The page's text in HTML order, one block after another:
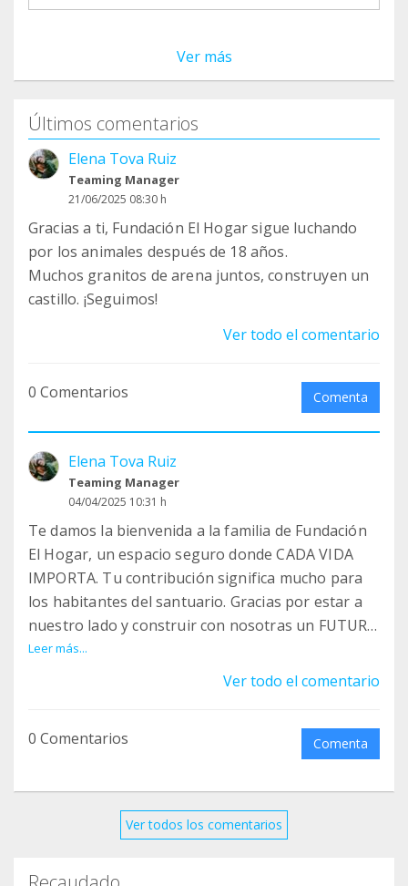
Ver más
Últimos comentarios
Elena Tova Ruiz
Teaming Manager
21/06/2025 08:30 h
Gracias a ti, Fundación El Hogar sigue luchando
por los animales después de 18 años.
Muchos granitos de arena juntos, construyen un
castillo. ¡Seguimos!
Ver todo el comentario
0 Comentarios Comenta
Elena Tova Ruiz
Teaming Manager
04/04/2025 10:31 h
Te damos la bienvenida a la familia de Fundación
El Hogar, un espacio seguro donde CADA VIDA
IMPORTA. Tu contribución significa mucho para
los habitantes del santuario. Gracias por estar a
nuestro lado y construir con nosotras un FUTURO
PARA LOS ANIMALES.
Leer más...
Ver todo el comentario
0 Comentarios Comenta
Ver todos los comentarios